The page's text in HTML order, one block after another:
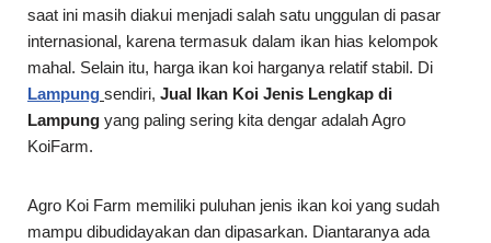
saat ini masih diakui menjadi salah satu unggulan di pasar
internasional, karena termasuk dalam ikan hias kelompok
mahal. Selain itu, harga ikan koi harganya relatif stabil. Di
Lampung sendiri, Jual Ikan Koi Jenis Lengkap di
Lampung yang paling sering kita dengar adalah Agro
KoiFarm.
Agro Koi Farm memiliki puluhan jenis ikan koi yang sudah
mampu dibudidayakan dan dipasarkan. Diantaranya ada